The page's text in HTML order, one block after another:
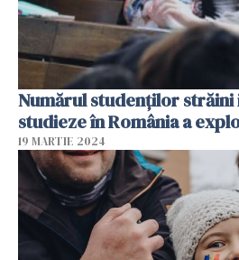
Numărul studenților străini
studieze în România a
19 MARTIE 2024